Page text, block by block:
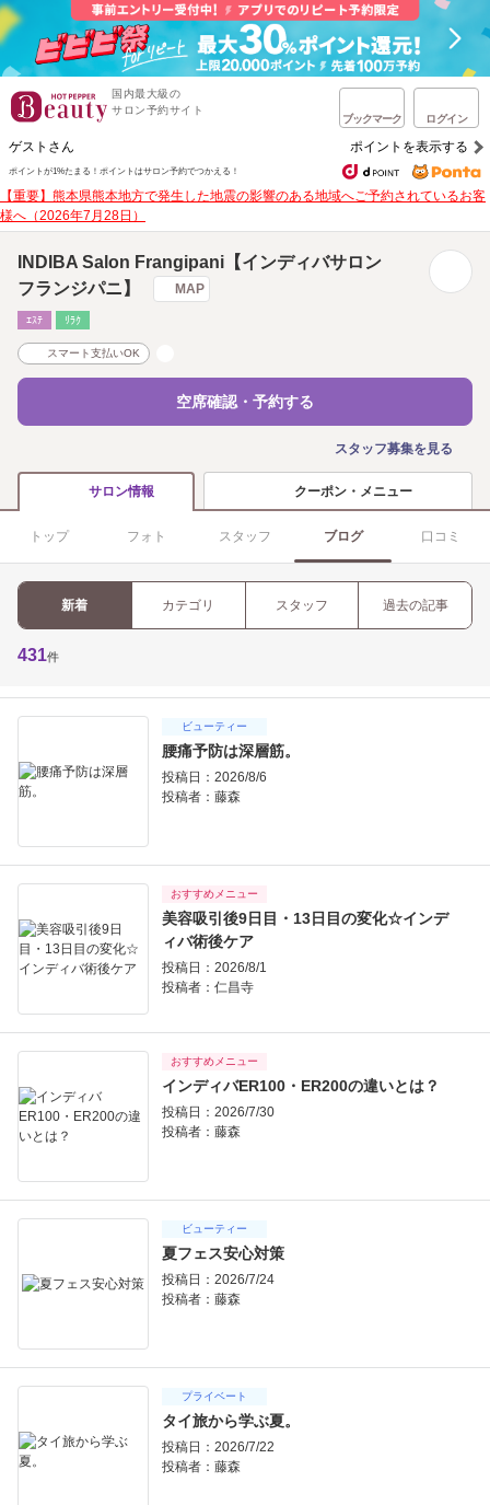
国内最大級の
サロン予約サイト
ブックマーク ログイン
ゲストさん ポイントを表示する
ポイントが1%たまる！ ポイントはサロン予約でつかえる！
【重要】熊本県熊本地方で発生した地震の影響のある地域へご予約されているお客
様へ（2026年7月28日）
INDIBA Salon Frangipani【インディバサロン
フランジパニ】
MAP
ｴｽﾃ ﾘﾗｸ
スマート支払いOK
空席確認・予約する
スタッフ募集を見る
サロン情報 クーポン・メニュー
トップ フォト スタッフ ブログ 口コミ
新着 カテゴリ スタッフ 過去の記事
431件
ビューティー
腰痛予防は深層筋。
投稿日：2026/8/6
投稿者： 藤森
おすすめメニュー
美容吸引後9日目・13日目の変化☆インデ
ィバ術後ケア
投稿日：2026/8/1
投稿者： 仁昌寺
おすすめメニュー
インディバER100・ER200の違いとは？
投稿日：2026/7/30
投稿者： 藤森
ビューティー
夏フェス安心対策
投稿日：2026/7/24
投稿者： 藤森
プライベート
タイ旅から学ぶ夏。
投稿日：2026/7/22
投稿者： 藤森